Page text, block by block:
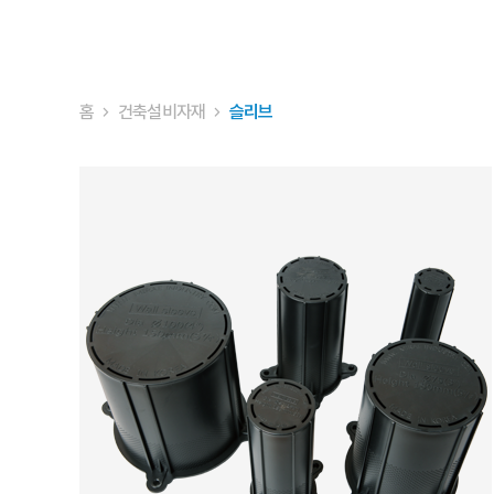
홈 chevron_right 건축설비자재 chevron_right 슬리브